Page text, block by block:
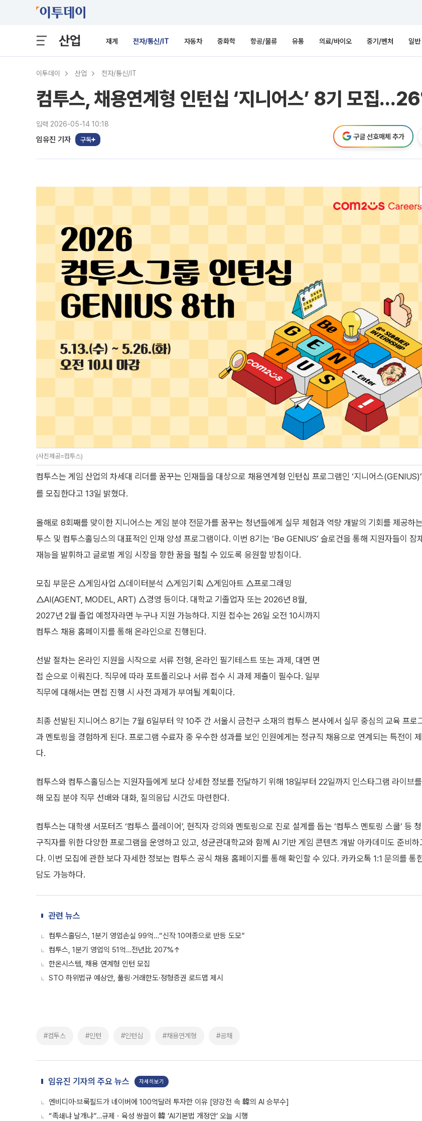
산업 재계 전자/통신/IT 자동차 중화학 항공/물류 유통 의료/바이오 중기/벤처 일반
이투데이 산업 전자/통신/IT
컴투스, 채용연계형 인턴십 ‘지니어스’ 8기 모집
입력 2026-05-14 10:18
임유진 기자 구독 구글 선호매체 추가
(사진제공=컴투스)
컴투스는 게임 산업의 차세대 리더를 꿈꾸는 인재들을 대상으로 채용연계형 인턴십 프로그램인 ‘지니어스(GENIUS)’
를 모집한다고 13일 밝혔다.
올해로 8회째를 맞이한 지니어스는 게임 분야 전문가를 꿈꾸는 청년들에게 실무 체험과 역량 개발의 기회를 제공하
투스 및 컴투스홀딩스의 대표적인 인재 양성 프로그램이다. 이번 8기는 ‘Be GENIUS’ 슬로건을 통해 지원자들이 잠
재능을 발휘하고 글로벌 게임 시장을 향한 꿈을 펼칠 수 있도록 응원할 방침이다.
모집 부문은 △게임사업 △데이터분석 △게임기획 △게임아트 △프로그래밍
△AI(AGENT, MODEL, ART) △경영 등이다. 대학교 기졸업자 또는 2026년 8월,
2027년 2월 졸업 예정자라면 누구나 지원 가능하다. 지원 접수는 26일 오전 10시까지
컴투스 채용 홈페이지를 통해 온라인으로 진행된다.
선발 절차는 온라인 지원을 시작으로 서류 전형, 온라인 필기테스트 또는 과제, 대면 면
접 순으로 이뤄진다. 직무에 따라 포트폴리오나 서류 접수 시 과제 제출이 필수다. 일부
직무에 대해서는 면접 진행 시 사전 과제가 부여될 계획이다.
최종 선발된 지니어스 8기는 7월 6일부터 약 10주 간 서울시 금천구 소재의 컴투스 본사에서 실무 중심의 교육 프로
과 멘토링을 경험하게 된다. 프로그램 수료자 중 우수한 성과를 보인 인원에게는 정규직 채용으로 연계되는 특전이
다.
컴투스와 컴투스홀딩스는 지원자들에게 보다 상세한 정보를 전달하기 위해 18일부터 22일까지 인스타그램 라이브
해 모집 분야 직무 선배와 대화, 질의응답 시간도 마련한다.
컴투스는 대학생 서포터즈 ‘컴투스 플레이어’, 현직자 강의와 멘토링으로 진로 설계를 돕는 ‘컴투스 멘토링 스쿨’ 등
구직자를 위한 다양한 프로그램을 운영하고 있고, 성균관대학교와 함께 AI 기반 게임 콘텐츠 개발 아카데미도 준비하
다. 이번 모집에 관한 보다 자세한 정보는 컴투스 공식 채용 홈페이지를 통해 확인할 수 있다. 카카오톡 1:1 문의를 통
담도 가능하다.
관련 뉴스
컴투스홀딩스, 1분기 영업손실 99억…“신작 10여종으로 반등 도모”
컴투스, 1분기 영업익 51억…전년比 207%↑
한온시스템, 채용 연계형 인턴 모집
STO 하위법규 예상안, 풀링·거래한도·정형증권 로드맵 제시
#컴투스 #인턴 #인턴십 #채용연계형 #공채
임유진 기자의 주요 뉴스 자세히보기
엔비디아·브룩필드가 네이버에 100억달러 투자한 이유 [양강전 속 韓의 AI 승부수]
“족쇄냐 날개냐”…규제ㆍ육성 쌍끌이 韓 ‘AI기본법 개정안’ 오늘 시행